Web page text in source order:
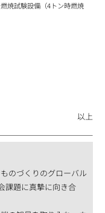
焼試験設備（4トン時燃焼
以上
のづくりのグローバル
課題に真摯に向き合